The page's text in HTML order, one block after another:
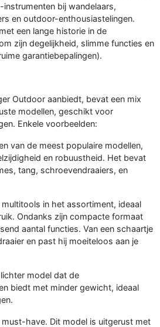
bij wandelaars,
en outdoor-enthousiastelingen.
een lange historie in de
zijn degelijkheid, slimme functies en
garantiebepalingen).
Outdoor aanbiedt, bevat een mix
modellen, geschikt voor
Enkele voorbeelden:
van de meest populaire modellen,
en robuustheid. Het bevat
tang, schroevendraaiers, en
in het assortiment, ideaal
Ondanks zijn compacte formaat
aantal functies. Van een schaartje
en past hij moeiteloos aan je
lichter model dat de
biedt met minder gewicht, ideaal
must-have. Dit model is uitgerust met